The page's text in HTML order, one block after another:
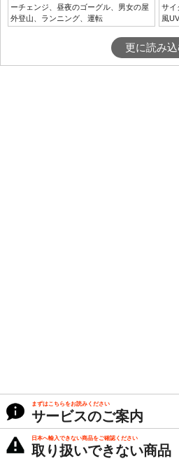
ーチェンジ、昼夜のゴーグル、男女の屋
外登山、ランニング、運転
サイ
風
更に読み込
まずはこちらをお読みください
サービスのご案内
日本へ輸入できない商品をご確認ください
取り扱いできない商品